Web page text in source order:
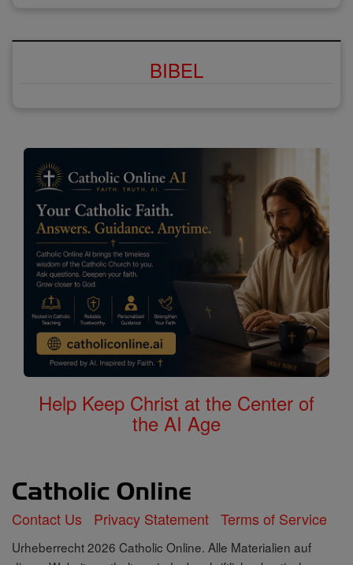
BIBEL
Help Keep Christ at the Center of
the AI Age
Contact Us Privacy Statement Terms of Service
Urheberrecht 2026 Catholic Online. Alle Materialien auf